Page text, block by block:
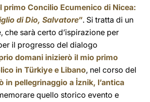
primo Concilio Ecumenico di Nicea:
di Dio, Salvatore”. Si tratta di un
che sarà certo d’ispirazione per
il progresso del dialogo
domani inizierò il mio primo
in Türkiye e Libano, nel corso del
in pellegrinaggio a İznik, l’antica
quello storico evento e